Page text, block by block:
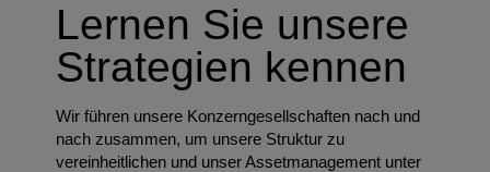
Lernen Sie unsere
Strategien kennen
Wir führen unsere Konzerngesellschaften nach und
nach zusammen, um unsere Struktur zu
vereinheitlichen und unser Assetmanagement unter